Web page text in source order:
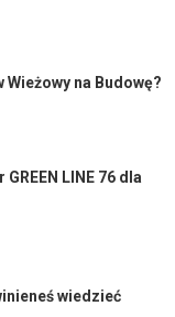
na Budowę?
LINE 76 dla
wiedzieć